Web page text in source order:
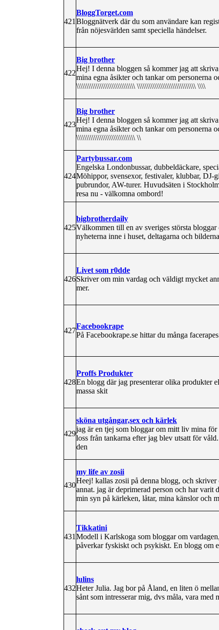
421
BloggTorget.com
Bloggnätverk där du som användare kan
från nöjesvärlden samt speciella händelser.
422
Big brother
Hej! I denna bloggen så kommer jag att
mina egna åsikter och tankar om personerna
\\\\\\\\\\\\\\\\\\\\\\\\\\\\\\ \\\\\\\\\\\\\\\\\\\\\\\\\\\\\\ \\\\
423
Big brother
Hej! I denna bloggen så kommer jag att
mina egna åsikter och tankar om personerna
\\\\\\\\\\\\\\\\\\\\\\\\\\\\\\ \\
424
Partybussar.com
Engelska Londonbussar, dubbeldäckare,
Möhippor, svensexor, festivaler, klubbar, DJ-
pubrundor, AW-turer. Huvudsäten i
resa nu - välkomna ombord!
425
bigbrotherdaily
Välkommen till en av sveriges största
nyheterna inne i huset, deltagarna och
426
Livet som r0dde
Skriver om min vardag och väldigt mycket
mer.
427
Facebookrape
På Facebookrape.se hittar du många
428
Proffs Produkter
En blogg där jag presenterar olika produkter
massa skit
429
sköna utgångar,sex och kärlek
jag är en tjej som bloggar om mitt liv mina
loss från tankarna efter jag blev utsatt för
den
430
my life av zosii
Heej! kallas zosii på denna blogg, och
annat. jag är deprimerad person och har
min syn på kärleken, låtar, mina känslor och
431
Tikkatini
Modell i Karlskoga som bloggar om
påverkar fyskiskt och psykiskt. En blogg om
432
lulins
Heter Julia. Jag bor på Åland, en liten ö
sånt som intresserar mig, dvs måla, vara